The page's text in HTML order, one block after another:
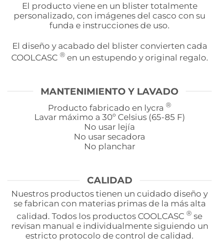
El producto viene en un blister totalmente
personalizado, con imágenes del casco con su
funda e instrucciones de uso.
El diseño y acabado del blister convierten cada
COOLCASC® en un estupendo y original regalo.
MANTENIMIENTO Y LAVADO
Producto fabricado en lycra ®
Lavar máximo a 30º Celsius (65-85 F)
No usar lejía
No usar secadora
No planchar
CALIDAD
Nuestros productos tienen un cuidado diseño y
se fabrican con materias primas de la más alta
calidad. Todos los productos COOLCASC ® se
revisan manual e individualmente siguiendo un
estricto protocolo de control de calidad.